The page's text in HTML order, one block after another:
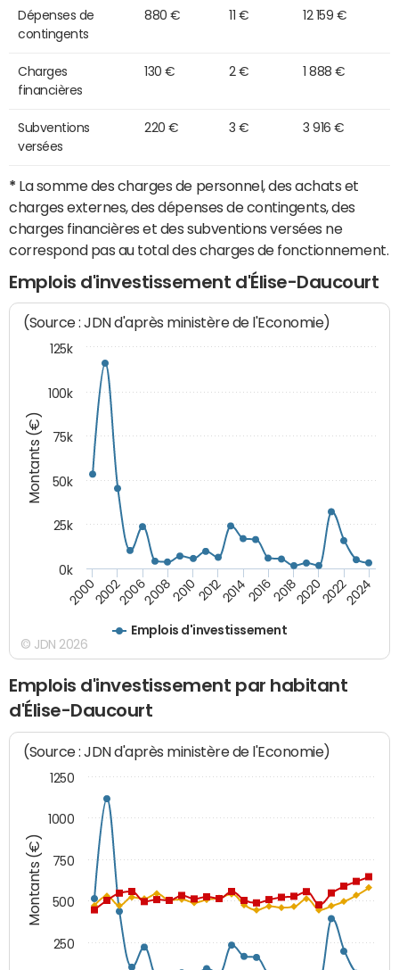
Dépenses de
contingents
880 € 11 € 12 159 €
Charges
financières
130 € 2 € 1 888 €
Subventions
versées
220 € 3 € 3 916 €
* La somme des charges de personnel, des achats et
charges externes, des dépenses de contingents, des
charges financières et des subventions versées ne
correspond pas au total des charges de fonctionnement.
Emplois d'investissement d'Élise-Daucourt
Montants (€)
(Source : JDN d'après ministère de l'Economie)
Emplois d'investissement
200020022006200820102012201420162018202020222024
0k
25k
50k
75k
100k
125k
© JDN 2026
Emplois d'investissement par habitant
d'Élise-Daucourt
Montants (€)
(Source : JDN d'après ministère de l'Economie)
250
500
750
1000
1250